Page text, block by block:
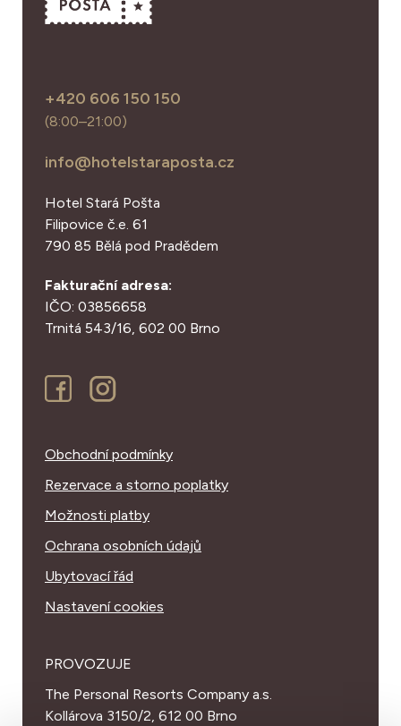
+420 606 150 150
(8:00–21:00)
info@hotelstaraposta.cz
Hotel Stará Pošta
Filipovice č.e. 61
790 85 Bělá pod Pradědem
Fakturační adresa:
IČO: 03856658
Trnitá 543/16, 602 00 Brno
Obchodní podmínky
Rezervace a storno poplatky
Možnosti platby
Ochrana osobních údajů
Ubytovací řád
Nastavení cookies
PROVOZUJE
The Personal Resorts Company a.s.
Kollárova 3150/2, 612 00 Brno